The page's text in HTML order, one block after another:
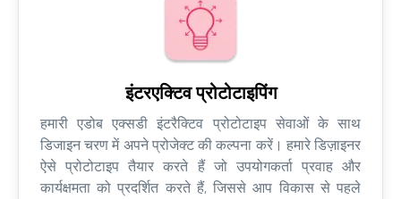
इंटरएक्टिव प्रोटोटाइपिंग
हमारी एडोब एक्सडी इंटरैक्टिव प्रोटोटाइप सेवाओं के साथ
डिजाइन चरण में अपने प्रोजेक्ट की कल्पना करें। हमारे डिज़ाइनर
ऐसे प्रोटोटाइप तैयार करते हैं जो उपयोगकर्ता प्रवाह और
कार्यक्षमता को प्रदर्शित करते हैं, जिससे आप विकास से पहले